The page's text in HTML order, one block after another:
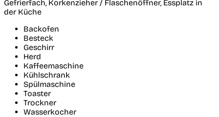
Gefrierfach, Korkenzieher / Flaschenöffner, Essplatz in
der Küche
Backofen
Besteck
Geschirr
Herd
Kaffeemaschine
Kühlschrank
Spülmaschine
Toaster
Trockner
Wasserkocher